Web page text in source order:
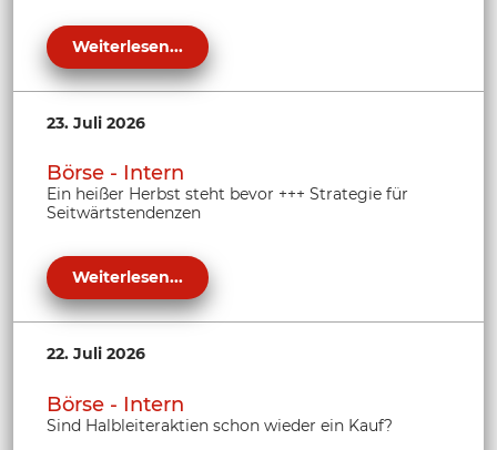
Weiterlesen...
23. Juli 2026
Börse - Intern
Ein heißer Herbst steht bevor +++ Strategie für
Seitwärtstendenzen
Weiterlesen...
22. Juli 2026
Börse - Intern
Sind Halbleiteraktien schon wieder ein Kauf?